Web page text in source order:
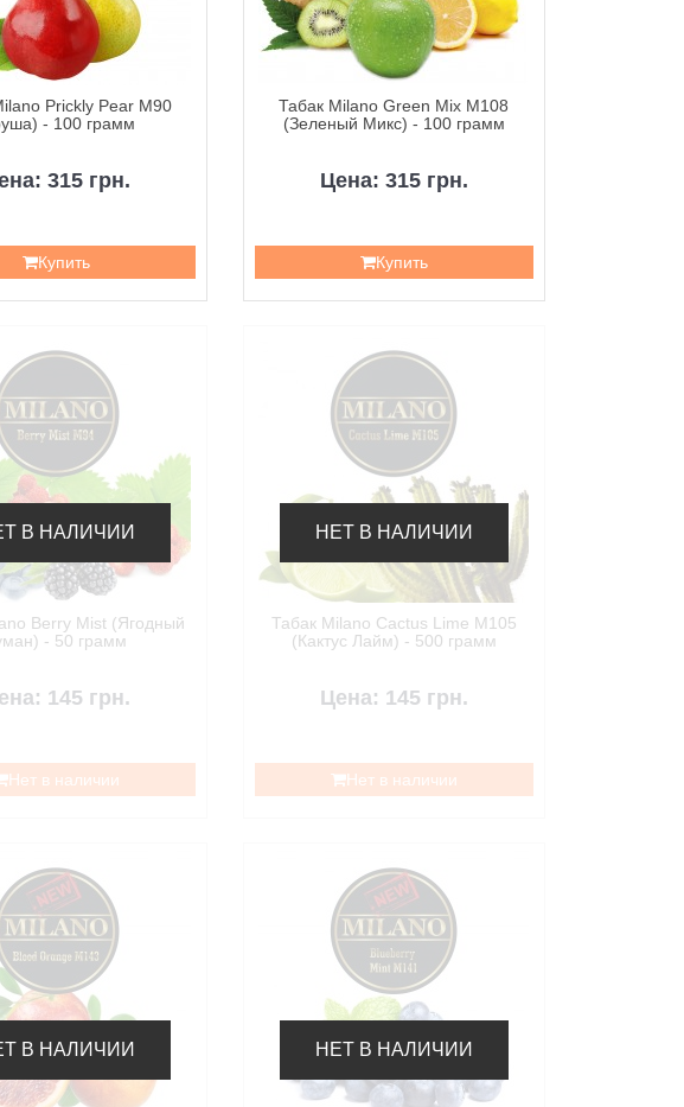
Prickly Pear M90
- 100 грамм
315 грн.
Купить
Табак Milano Green Mix M108
(Зеленый Микс) - 100 грамм
Цена: 315 грн.
Купить
В НАЛИЧИИ
Berry Mist (Ягодный
- 50 грамм
145 грн.
Нет в наличии
НЕТ В НАЛИЧИИ
Табак Milano Cactus Lime M105
(Кактус Лайм) - 500 грамм
Цена: 145 грн.
Нет в наличии
В НАЛИЧИИ НЕТ В НАЛИЧИИ